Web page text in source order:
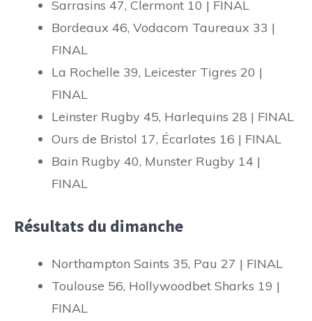
Sarrasins 47, Clermont 10 | FINAL
Bordeaux 46, Vodacom Taureaux 33 |
FINAL
La Rochelle 39, Leicester Tigres 20 |
FINAL
Leinster Rugby 45, Harlequins 28 | FINAL
Ours de Bristol 17, Écarlates 16 | FINAL
Bain Rugby 40, Munster Rugby 14 |
FINAL
Résultats du dimanche
Northampton Saints 35, Pau 27 | FINAL
Toulouse 56, Hollywoodbet Sharks 19 |
FINAL